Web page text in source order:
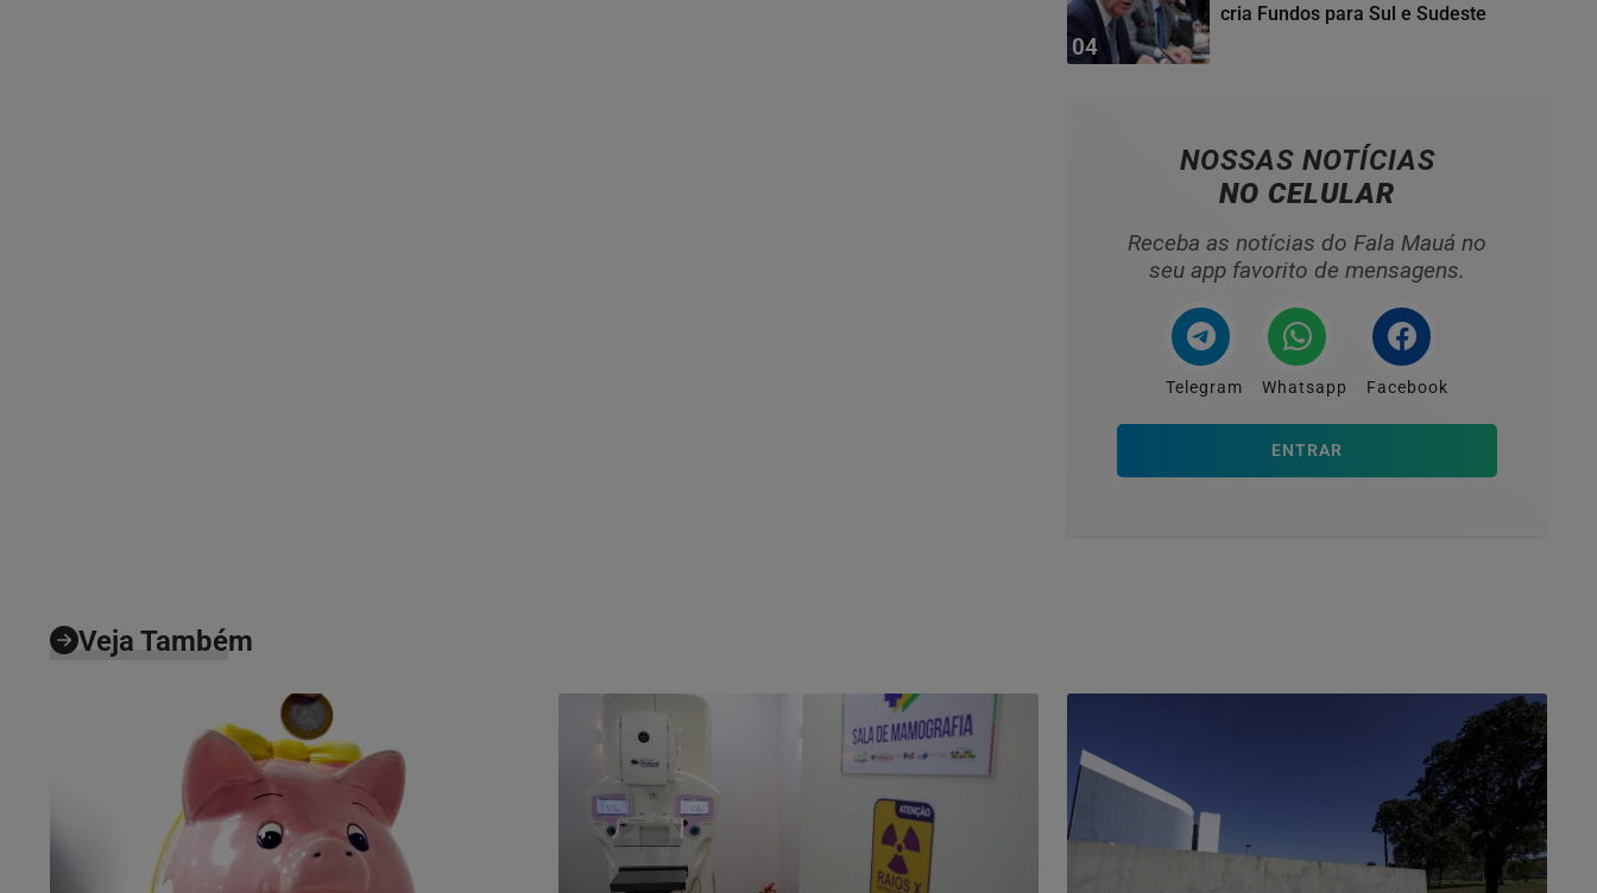
04
cria Fundos para Sul e Sudeste
NOSSAS NOTÍCIAS
NO CELULAR
Receba as notícias do Fala Mauá no
seu app favorito de mensagens.
Telegram Whatsapp Facebook
ENTRAR
Veja Também